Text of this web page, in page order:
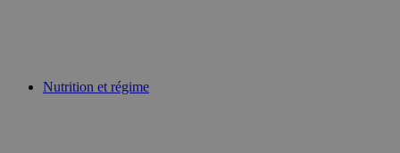
Nutrition et régime